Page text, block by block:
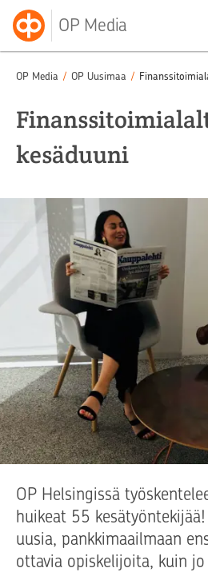
OP Media
OP Media / OP Uusimaa /
kesäduuni
OP Helsingissä
huikeat 55
uusia, pankkimaailmaan
ottavia opiskelijoita, kuin jo